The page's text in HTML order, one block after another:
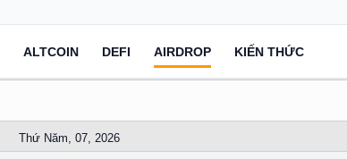
ALTCOIN DEFI AIRDROP KIẾN THỨC
Thứ Năm, 07, 2026